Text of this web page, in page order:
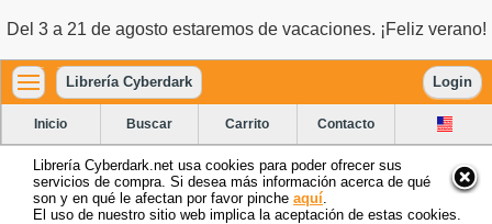
Del 3 a 21 de agosto estaremos de vacaciones. ¡Feliz verano!
Librería Cyberdark Login
Inicio Buscar Carrito Contacto
Librería Cyberdark.net usa cookies para poder ofrecer sus
servicios de compra. Si desea más información acerca de qué
son y en qué le afectan por favor pinche aquí
El uso de nuestro sitio web implica la aceptación de estas cookies.